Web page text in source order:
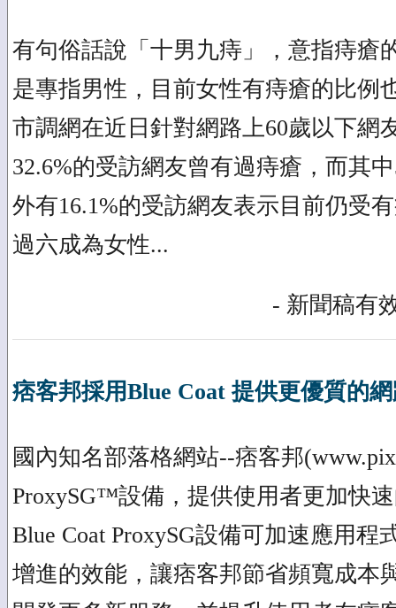
有句俗話說「十男九痔」，意指痔瘡
是專指男性，目前女性有痔瘡的比例
市調網在近日針對網路上60歲以下網
32.6%的受訪網友曾有過痔瘡，而其
外有16.1%的受訪網友表示目前仍受
過六成為女性...
- 新聞稿有
痞客邦採用Blue Coat 提供更優質的
國內知名部落格網站--痞客邦
ProxySG™設備，提供使用者更加快
Blue Coat ProxySG設備可加速應用
增進的效能，讓痞客邦節省頻寬成本